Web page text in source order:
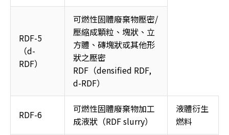
RDF-5
（d-
RDF）
可燃性固體廢棄物壓密/
壓縮成顆粒、塊狀、立
方體、磚塊狀或其他形
狀之壓密
RDF（densified RDF,
d-RDF）
RDF-6
可燃性固體廢棄物加工
成液狀（RDF slurry）
液體衍生
燃料